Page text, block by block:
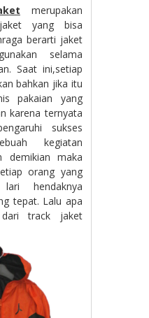
merupakan
yang bisa
berarti jaket
selama
Saat ini,setiap
bahkan jika itu
pakaian yang
karena ternyata
sukses
kegiatan
demikian maka
orang yang
hendaknya
tepat. Lalu apa
dari track jaket